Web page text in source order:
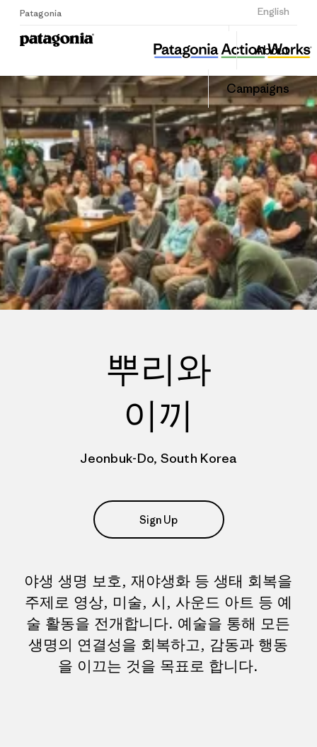
Patagonia English
Sign Up
About
Campaigns
뿌리와 이끼
Share
this
Share
on
뿌리와
이끼
Jeonbuk-Do, South Korea
Sign Up
야생 생명 보호, 재야생화 등 생태 회복을
주제로 영상, 미술, 시, 사운드 아트 등 예
술 활동을 전개합니다. 예술을 통해 모든
생명의 연결성을 회복하고, 감동과 행동
을 이끄는 것을 목표로 합니다.